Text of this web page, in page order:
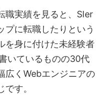
職実績を見ると、SIer
プに転職したりという
を身に付けた未経験者
いているものの30代
広くWebエンジニアの
す。